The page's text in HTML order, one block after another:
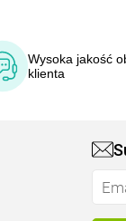
Wysoka jakość
klienta